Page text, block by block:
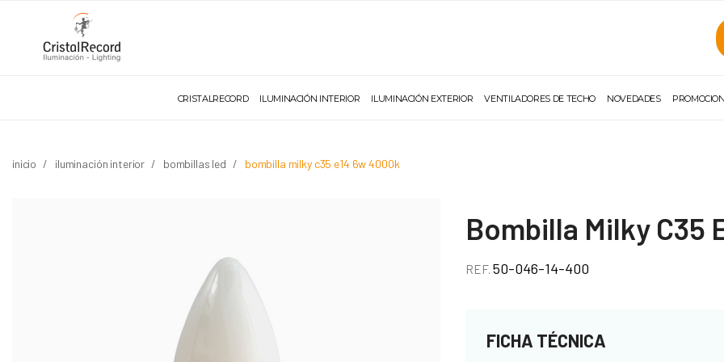
CRISTALRECORD ILUMINACIÓN INTERIOR ILUMINACIÓN EXTERIOR VENTILADORES DE TECHO NOVEDADES
inicio iluminación interior bombillas led bombilla milky c35 e14 6w 4000k
Bombilla Milky C35
REF.50-046-14-400
FICHA TÉCNICA